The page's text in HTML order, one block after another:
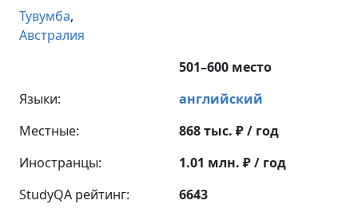
Тувумба,
Австралия
501–600 место
Языки:
английский
Местные:
868 тыс. ₽ / год
Иностранцы:
1.01 млн. ₽ / год
StudyQA рейтинг:
6643